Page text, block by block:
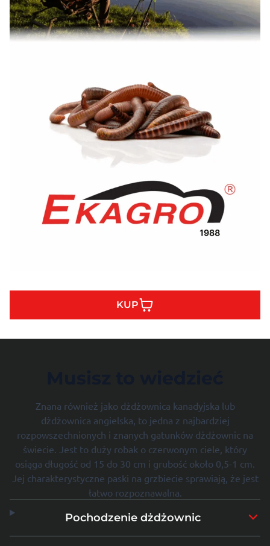
KUP
Znana również jako dżdżownica kanadyjska lub
dżdżownica angielska, to jedna z najbardziej
rozpowszechnionych i znanych gatunków dżdżownic na
świecie. Jest to duży robak o czerwonym ciele, który
osiąga długość od 15 do 30 cm i grubość około 0,5-1 cm.
Jej charakterystyczne paski na grzbiecie sprawiają, że jest
łatwo rozpoznawalna.
Pochodzenie dżdżownic